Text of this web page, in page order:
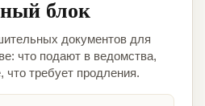
блок
документов для
что подают в ведомства,
что требует продления.